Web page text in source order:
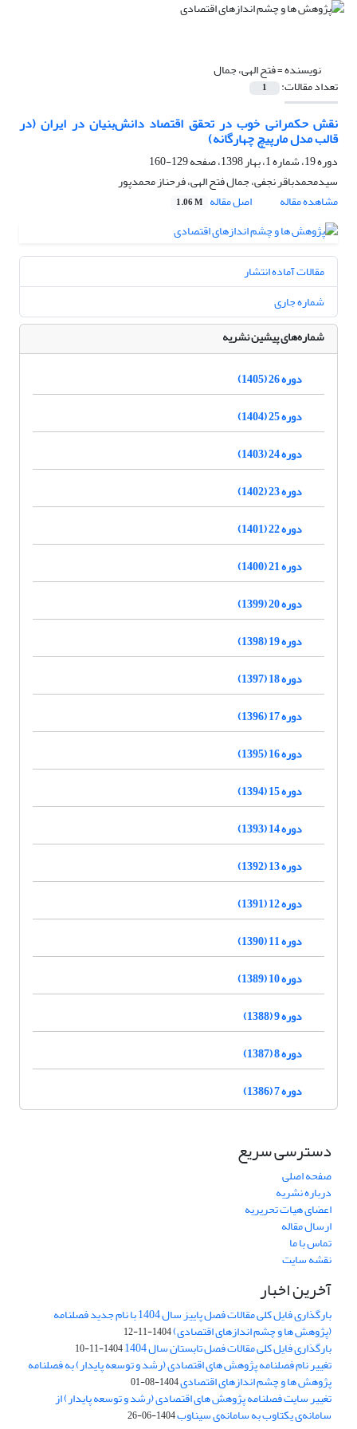
نویسنده =فتح الهی، جمال
تعداد مقالات: 1
نقش حکمرانی خوب در تحقق اقتصاد دانش‌بنیان در ایران (در
قالب مدل مارپیچ چهارگانه)
دوره 19، شماره 1، بهار 1398، صفحه
129-160
سیدمحمدباقر نجفی، جمال فتح الهی، فرحناز محمدپور
مشاهده مقاله
اصل مقاله 1.06 M
مقالات آماده انتشار
شماره جاری
شماره‌های پیشین نشریه
دوره 26 (1405)
دوره 25 (1404)
دوره 24 (1403)
دوره 23 (1402)
دوره 22 (1401)
دوره 21 (1400)
دوره 20 (1399)
دوره 19 (1398)
دوره 18 (1397)
دوره 17 (1396)
دوره 16 (1395)
دوره 15 (1394)
دوره 14 (1393)
دوره 13 (1392)
دوره 12 (1391)
دوره 11 (1390)
دوره 10 (1389)
دوره 9 (1388)
دوره 8 (1387)
دوره 7 (1386)
دسترسی سریع
صفحه اصلی
درباره نشریه
اعضای هیات تحریریه
ارسال مقاله
تماس با ما
نقشه سایت
آخرین اخبار
بارگذاری فایل کلی مقالات فصل پاییز سال 1404 با نام جدید فصلنامه
(پژوهش ها و چشم اندازهای اقتصادی)1404-11-12
بارگذاری فایل کلی مقالات فصل تابستان سال 1404 1404-11-10
تغییر نام فصلنامه پژوهش های اقتصادی (رشد و توسعه پایدار) به فصلنامه
پژوهش ها و چشم اندازهای اقتصادی1404-08-01
تغییر سایت فصلنامه پژوهش های اقتصادی (رشد و توسعه پایدار) از
سامانه‌ی یکتاوب به سامانه‌ی سیناوب1404-06-26